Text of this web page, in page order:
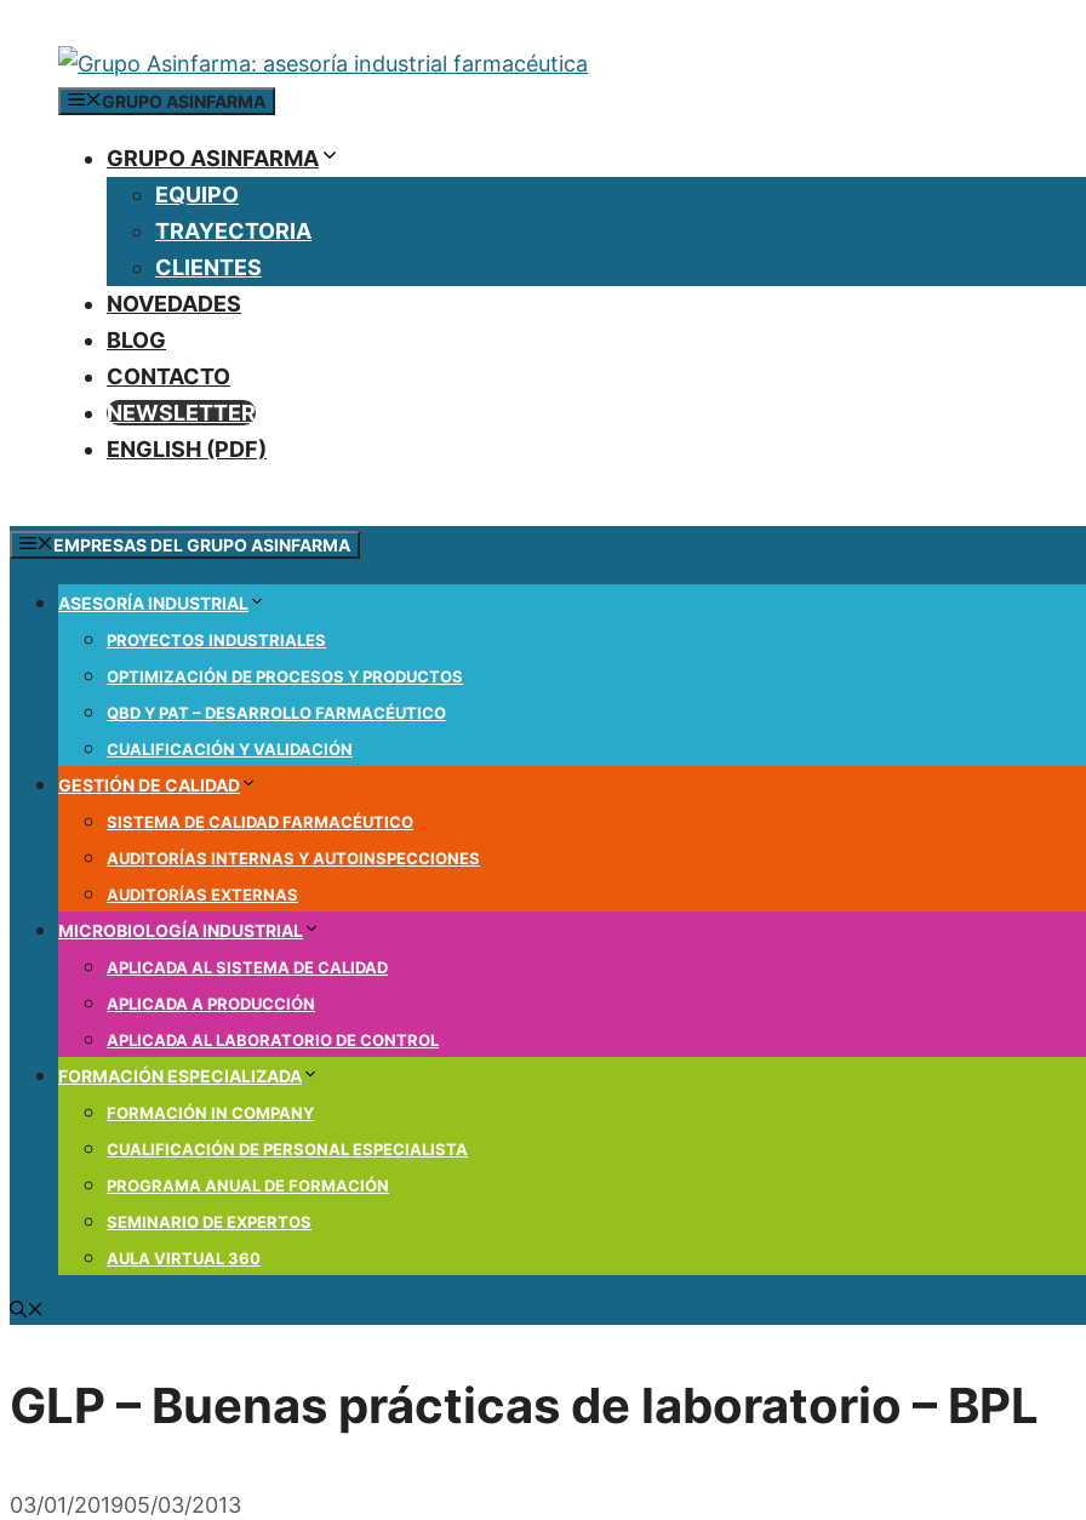
contenidoGRUPO ASINFARMA
GRUPO ASINFARMA
EQUIPO
TRAYECTORIA
CLIENTES
NOVEDADES
BLOG
CONTACTO
NEWSLETTER
ENGLISH (PDF)
EMPRESAS DEL GRUPO ASINFARMA
ASESORÍA INDUSTRIAL
PROYECTOS INDUSTRIALES
OPTIMIZACIÓN DE PROCESOS Y PRODUCTOS
QBD Y PAT – DESARROLLO FARMACÉUTICO
CUALIFICACIÓN Y VALIDACIÓN
GESTIÓN DE CALIDAD
SISTEMA DE CALIDAD FARMACÉUTICO
AUDITORÍAS INTERNAS Y AUTOINSPECCIONES
AUDITORÍAS EXTERNAS
MICROBIOLOGÍA INDUSTRIAL
APLICADA AL SISTEMA DE CALIDAD
APLICADA A PRODUCCIÓN
APLICADA AL LABORATORIO DE CONTROL
FORMACIÓN ESPECIALIZADA
FORMACIÓN IN COMPANY
CUALIFICACIÓN DE PERSONAL ESPECIALISTA
PROGRAMA ANUAL DE FORMACIÓN
SEMINARIO DE EXPERTOS
AULA VIRTUAL 360
GLP – Buenas prácticas de laboratorio – BPL
03/01/201905/03/2013